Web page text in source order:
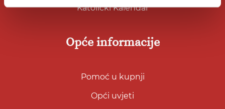
Katolički Kalendar
Opće informacije
Pomoć u kupnji
Opći uvjeti